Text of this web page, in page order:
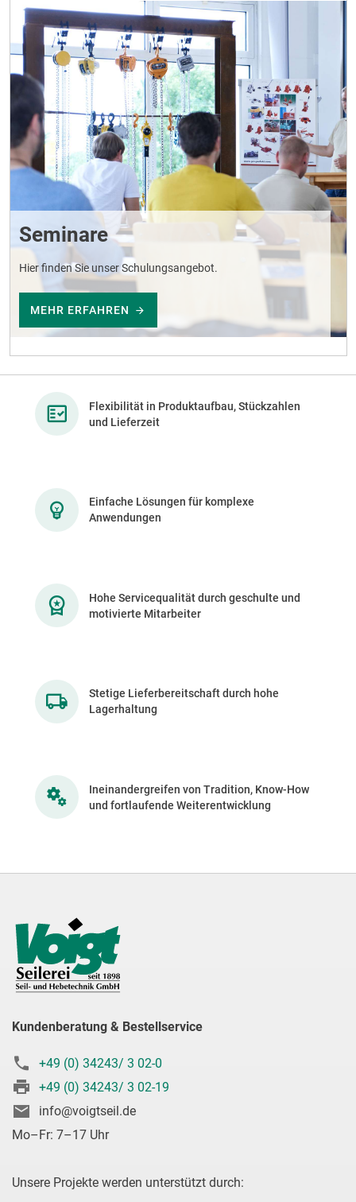
Seminare
Hier finden Sie unser Schulungsangebot.
MEHR ERFAHREN
Flexibilität in Produktaufbau, Stückzahlen
und Lieferzeit
Einfache Lösungen für komplexe
Anwendungen
Hohe Servicequalität durch geschulte und
motivierte Mitarbeiter
Stetige Lieferbereitschaft durch hohe
Lagerhaltung
Ineinandergreifen von Tradition, Know-How
und fortlaufende Weiterentwicklung
Kundenberatung & Bestellservice
+49 (0) 34243/ 3 02-0
+49 (0) 34243/ 3 02-19
info@voigtseil.de
Mo–Fr: 7–17 Uhr
Unsere Projekte werden unterstützt durch: